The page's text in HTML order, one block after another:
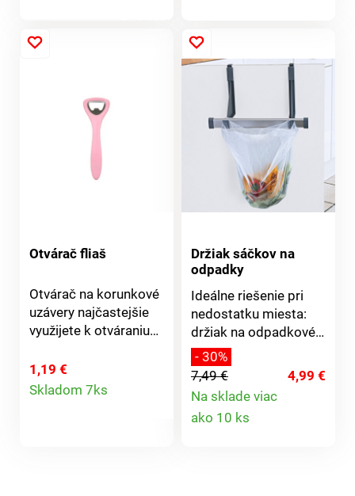
Otvárač fliaš
Otvárač na korunkové
uzávery najčastejšie
využijete k otváraniu
tvar vám padne do
ruky a zátku otvorte
1,19 €
Skladom 7ks
Držiak sáčkov na
odpadky
Ideálne riešenie pri
nedostatku miesta:
držiak na odpadkové
vrecia. Poveste ho na
dvere pod drezom,
vrece upnite a je
hotovo! Nastaviteľná
šírka.
- 30%
7,49 €
4,99 €
Na sklade viac
ako 10 ks